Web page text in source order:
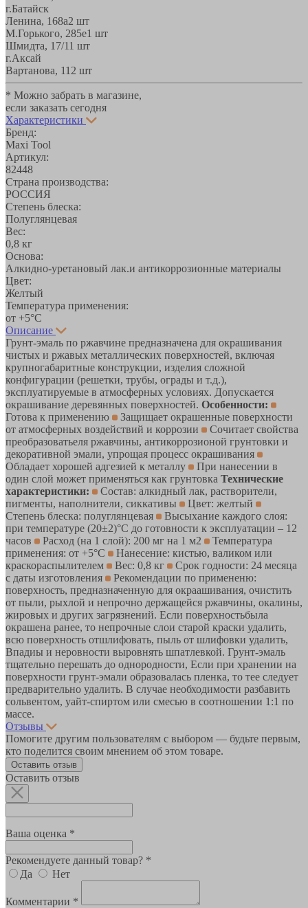
г.Батайск
Ленина, 168а2 шт
М.Горького, 285е1 шт
Шмидта, 17/11 шт
г.Аксай
Вартанова, 11 2 шт
* Можно забрать в магазине,
если заказать сегодня
Характеристики
Бренд:
Maxi Tool
Артикул:
82448
Страна производства:
РОССИЯ
Степень блеска:
Полуглянцевая
Вес:
0,8 кг
Основа:
Алкидно-уретановый лак.и антикоррозионные материалы
Цвет:
Желтый
Температура применения:
от +5°С
Описание
Грунт-эмаль по ржавчине предназначена для окрашивания
чистых и ржавых металлических поверхностей, включая
крупногабаритные конструкции, изделия сложной
конфигурации (решетки, трубы, ограды и т.д.),
эксплуатируемые в атмосферных условиях. Допускается
окрашивание деревянных поверхностей. Особенности:
Готова к применению
Защищает окрашенные поверхности
от атмосферных воздействий и коррозии
Сочитает свойства
преобразоватьеля ржавчины, антикоррозионой грунтовки и
декоративной эмали, упрощая процесс окрашивания
Обладает хорошей адгезией к металлу
При нанесении в
один слой может применяться как грунтовка Технические
характеристики:
Состав: алкидный лак, растворители,
пигменты, наполнители, сиккативы
Цвет: желтый
Степень блеска: полуглянцевая
Высыхание каждого слоя:
при температуре (20±2)°С до готовности к эксплуатации – 12
часов
Расход (на 1 слой): 200 мг на 1 м2
Температура
применения: от +5°С
Нанесение: кистью, валиком или
краскораспылителем
Вес: 0,8 кг
Срок годности: 24 месяца
с даты изготовления
Рекомендации по примененю:
поверхность, предназначенную для окраашивания, очистить
от пыли, рыхлой и непрочно держащейся ржавчины, окалины,
жировых и других загрязнений. Если поверхностьбыла
окрашена ранее, то непрочные слои старой краски удалить,
всю поверхность отшлифовать, пыль от шлифовки удалить,
Впадиы и неровности выровнять шпатлевкой. Грунт-эмаль
тщательно перешать до однородности, Если при хранении на
поверхности грунт-эмали образовалась пленка, то тее следует
предварительно удалить. В случае необходимости разбавить
сольвентом, уайт-спиртом или смесью в соотношении 1:1 по
массе.
Отзывы
Помогите другим пользователям с выбором — будьте первым,
кто поделится своим мнением об этом товаре.
Оставить отзыв
Оставить отзыв
Ваша оценка *
Рекомендуете данный товар? *
Да
Нет
Комментарии *